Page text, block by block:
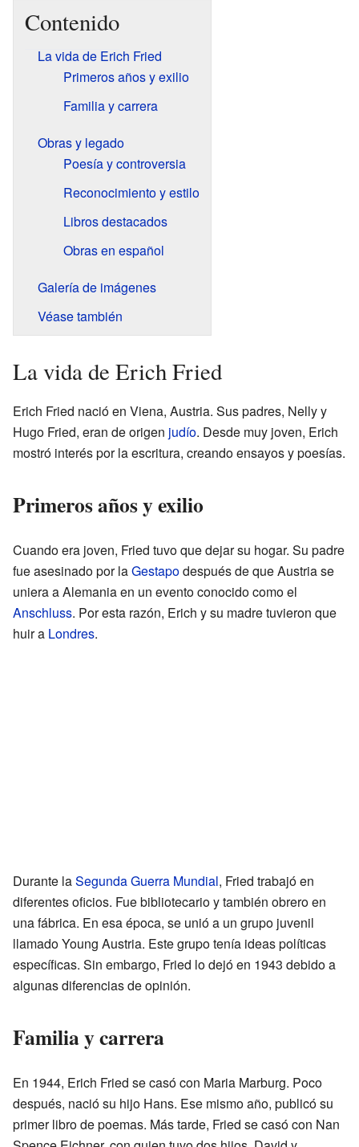
Contenido
La vida de Erich Fried
Primeros años y exilio
Familia y carrera
Obras y legado
Poesía y controversia
Reconocimiento y estilo
Libros destacados
Obras en español
Galería de imágenes
Véase también
La vida de Erich Fried
Erich Fried nació en Viena, Austria. Sus padres, Nelly y
Hugo Fried, eran de origen judío. Desde muy joven, Erich
mostró interés por la escritura, creando ensayos y poesías.
Primeros años y exilio
Cuando era joven, Fried tuvo que dejar su hogar. Su padre
fue asesinado por laGestapodespués de que Austria se
uniera a Alemania en un evento conocido como el
Anschluss. Por esta razón, Erich y su madre tuvieron que
huir a Londres.
Durante laSegunda Guerra Mundial, Fried trabajó en
diferentes oficios. Fue bibliotecario y también obrero en
una fábrica. En esa época, se unió a un grupo juvenil
llamado Young Austria. Este grupo tenía ideas políticas
específicas. Sin embargo, Fried lo dejó en 1943 debido a
algunas diferencias de opinión.
Familia y carrera
En 1944, Erich Fried se casó con Maria Marburg. Poco
después, nació su hijo Hans. Ese mismo año, publicó su
primer libro de poemas. Más tarde, Fried se casó con Nan